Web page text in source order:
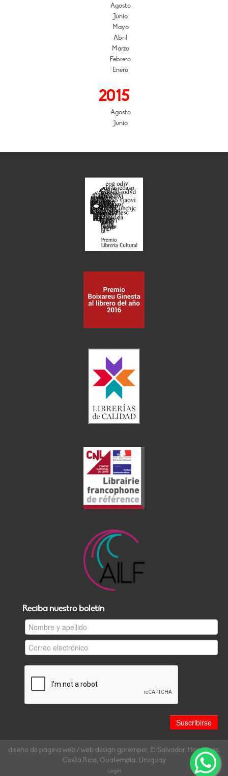
Agosto
Junio
Mayo
Abril
Marzo
Febrero
Enero
2015
Agosto
Junio
Reciba nuestro boletín
diseño de página web / web design gpremper, El Salvador, Honduras,
Costa Rica, Guatemala, Uruguay
Login